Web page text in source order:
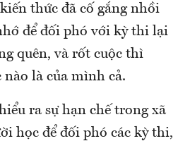
thức đã cố gắng nhồi
để đối phó với kỳ thi lại
quên, và rốt cuộc thì
là của mình cả.
ra sự hạn chế trong xã
học để đối phó các kỳ thi,